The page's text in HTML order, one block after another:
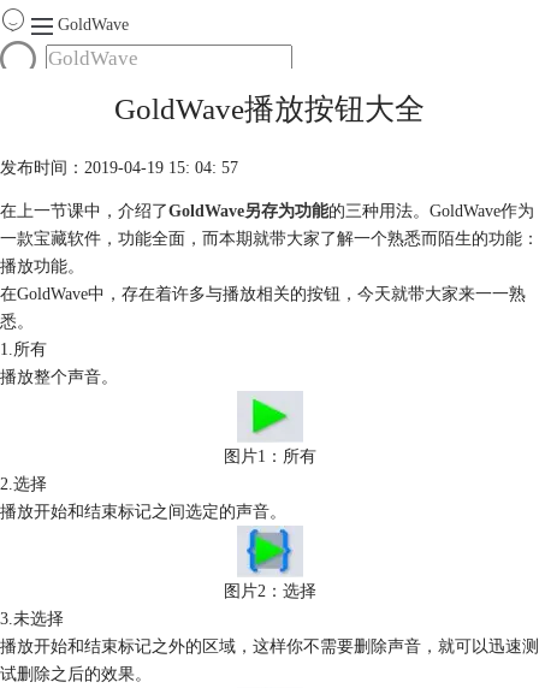
GoldWave
购买
GoldWave播放按钮大全
发布时间：2019-04-19 15: 04: 57
在上一节课中，介绍了GoldWave另存为功能的三种用法。GoldWave作为
一款宝藏软件，功能全面，而本期就带大家了解一个熟悉而陌生的功能：
播放功能。
在GoldWave中，存在着许多与播放相关的按钮，今天就带大家来一一熟
悉。
1.所有
播放整个声音。
图片1：所有
2.选择
播放开始和结束标记之间选定的声音。
图片2：选择
3.未选择
播放开始和结束标记之外的区域，这样你不需要删除声音，就可以迅速测
试删除之后的效果。